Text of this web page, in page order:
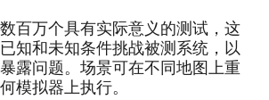
百万个具有实际意义的测试，这
知和未知条件挑战被测系统，以
露问题。场景可在不同地图上重
模拟器上执行。